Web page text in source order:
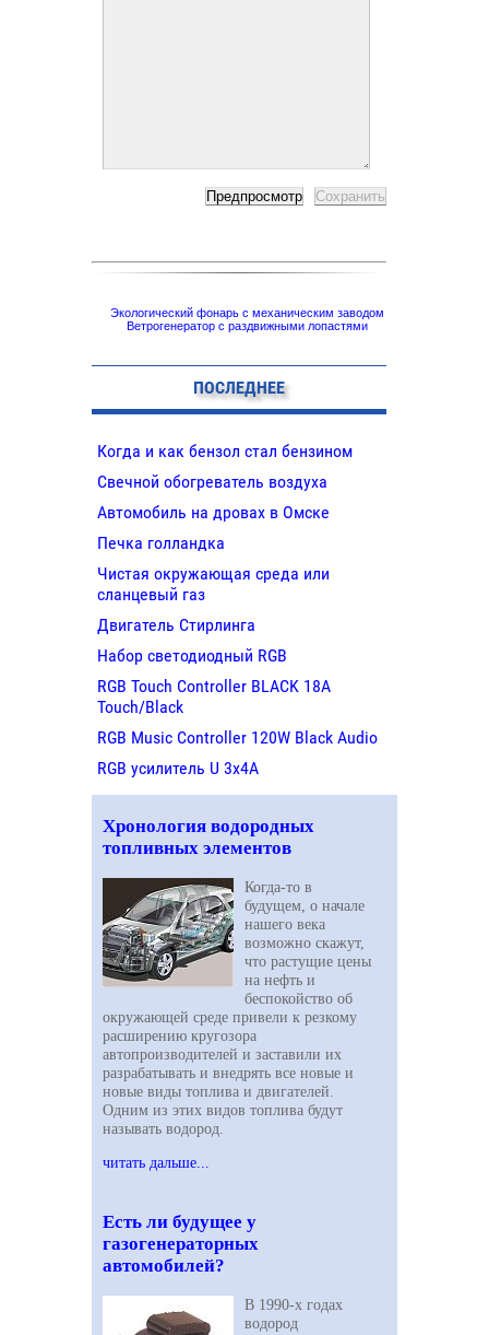
Экологический фонарь с механическим заводом
Ветрогенератор с раздвижными лопастями
ПОСЛЕДНЕЕ
Когда и как бензол стал бензином
Свечной обогреватель воздуха
Автомобиль на дровах в Омске
Печка голландка
Чистая окружающая среда или
сланцевый газ
Двигатель Стирлинга
Набор светодиодный RGB
RGB Touch Controller BLACK 18A
Touch/Black
RGB Music Controller 120W Black Audio
RGB усилитель U 3х4A
Хронология водородных
топливных элементов
Когда-то в
будущем, о начале
нашего века
возможно скажут,
что растущие цены
на нефть и
беспокойство об
окружающей среде привели к резкому
расширению кругозора
автопроизводителей и заставили их
разрабатывать и внедрять все новые и
новые виды топлива и двигателей.
Одним из этих видов топлива будут
называть водород.
читать дальше...
Есть ли будущее у
газогенераторных
автомобилей?
В 1990-х годах
водород